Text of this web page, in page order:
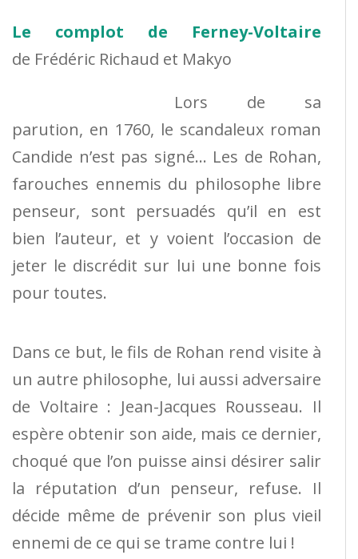
Le complot de Ferney-Voltaire
de Frédéric Richaud et Makyo
Lors de sa
parution, en 1760, le scandaleux roman
Candide n’est pas signé… Les de Rohan,
farouches ennemis du philosophe libre
penseur, sont persuadés qu’il en est
bien l’auteur, et y voient l’occasion de
jeter le discrédit sur lui une bonne fois
pour toutes.
Dans ce but, le fils de Rohan rend visite à
un autre philosophe, lui aussi adversaire
de Voltaire : Jean-Jacques Rousseau. Il
espère obtenir son aide, mais ce dernier,
choqué que l’on puisse ainsi désirer salir
la réputation d’un penseur, refuse. Il
décide même de prévenir son plus vieil
ennemi de ce qui se trame contre lui !